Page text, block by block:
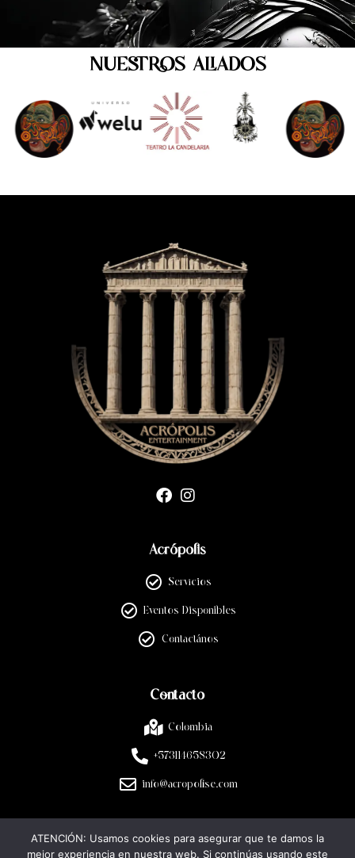
NUESTROS ALIADOS
Acrópolis
Servicios
Eventos Disponibles
Contactános
Contacto
Colombia
+573114658302
info@acropolise.com
Legal
ATENCIÓN: Usamos cookies para asegurar que te damos la
mejor experiencia en nuestra web. Si continúas usando este